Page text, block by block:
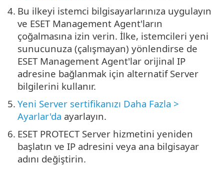
4. Bu ilkeyi istemci bilgisayarlarınıza uygulayın
ve ESET Management Agent'ların
çoğalmasına izin verin. İlke, istemcileri yeni
sunucunuza (çalışmayan) yönlendirse de
ESET Management Agent'lar orijinal IP
adresine bağlanmak için alternatif Server
bilgilerini kullanır.
5. Yeni Server sertifikanızı Daha Fazla >
Ayarlar'da ayarlayın.
6. ESET PROTECT Server hizmetini yeniden
başlatın ve IP adresini veya ana bilgisayar
adını değiştirin.